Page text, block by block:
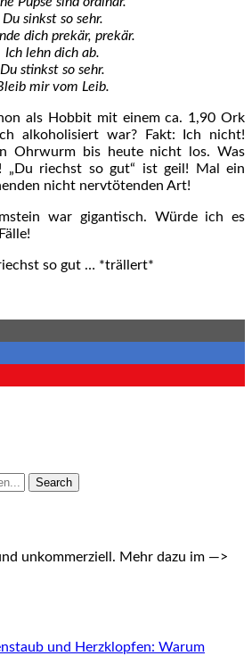
Du sinkst so sehr.
dich prekär, prekär.
Ich lehn dich ab.
Du stinkst so sehr.
mir vom Leib.
als Hobbit mit einem ca. 1,90 Ork
alkoholisiert war? Fakt: Ich nicht!
Ohrwurm bis heute nicht los. Was
„Du riechst so gut“ ist geil! Mal ein
nicht nervtötenden Art!
war gigantisch. Würde ich es
so gut … *trällert*
unkommerziell. Mehr dazu im —>
und Herzklopfen: Warum